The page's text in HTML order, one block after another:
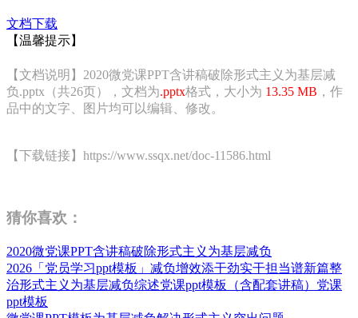
文档下载
【温馨提示】
【文档说明】2020微党课PPT含讲稿破除形式主义为基层减
负.pptx（共26页），文档为.pptx格式，大小为 13.35 MB ，作
品中的文字、图片均可以编辑、修改。
【下载链接】https://www.ssqx.net/doc-11586.html
猜你喜欢：
2020微党课PPT含讲稿破除形式主义为基层减负
2026「党员学习ppt模板」减负增效添干劲实干担当谱新篇整
治形式主义为基层减负综述党课ppt模板（含配套讲稿）党课
ppt模板